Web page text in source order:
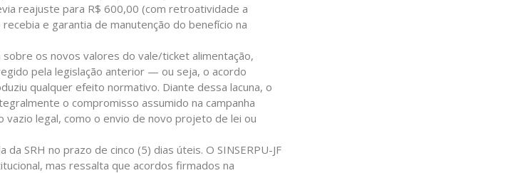
reajuste para R$ 600,00 (com retroatividade a
e garantia de manutenção do benefício na
sobre os novos valores do vale/ticket alimentação,
pela legislação anterior — ou seja, o acordo
qualquer efeito normativo. Diante dessa lacuna, o
o compromisso assumido na campanha
vazio legal, como o envio de novo projeto de lei ou
SRH no prazo de cinco (5) dias úteis. O SINSERPU-JF
mas ressalta que acordos firmados na